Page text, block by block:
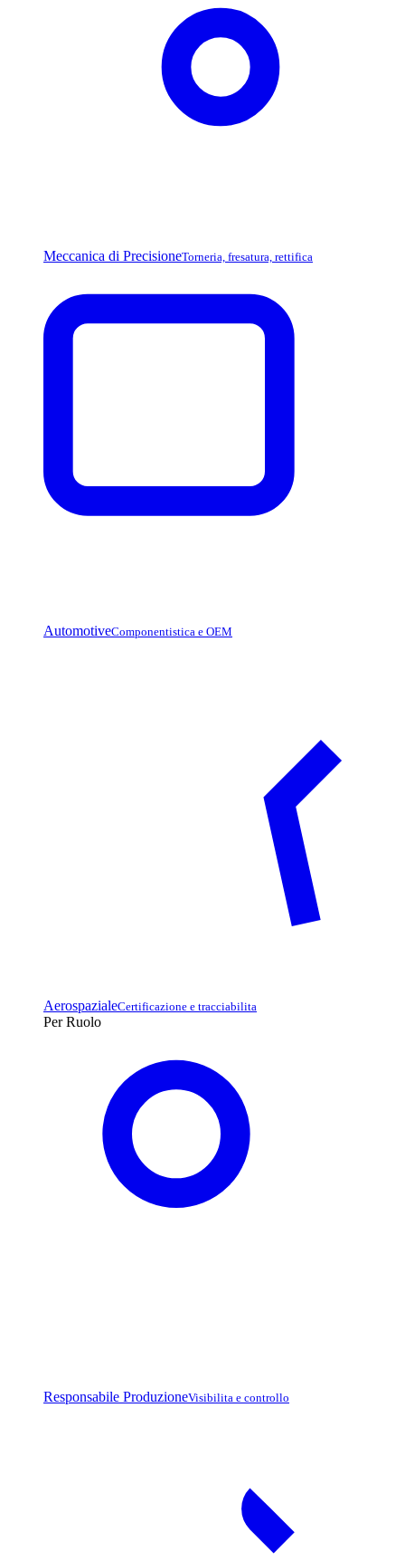
Meccanica di PrecisioneTorneria, fresatura, rettifica
AutomotiveComponentistica e OEM
AerospazialeCertificazione e tracciabilita
Per Ruolo
Responsabile ProduzioneVisibilita e controllo